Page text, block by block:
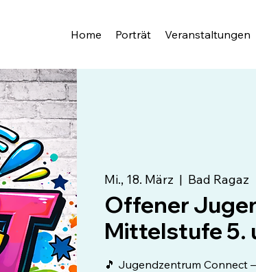
Home Porträt Veranstaltungen
Mi., 18. März
  |
Bad Ragaz
Offener
Mittelstufe 5.
🎵 Jugendzentrum Connect